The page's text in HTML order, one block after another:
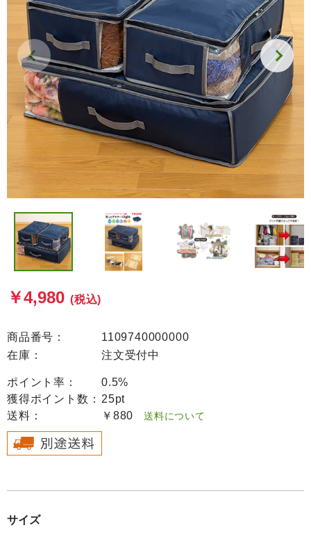
￥4,980 (税込)
商品番号：
1109740000000
在庫：
注文受付中
ポイント率：
0.5%
獲得ポイント数： 25pt
送料：
￥880 送料について
サイズ